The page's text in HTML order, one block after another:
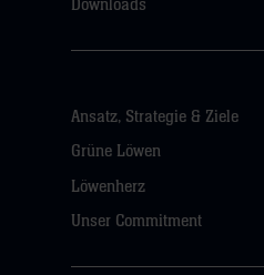
Downloads
Ansatz, Strategie & Ziele
Grüne Löwen
Löwenherz
Unser Commitment